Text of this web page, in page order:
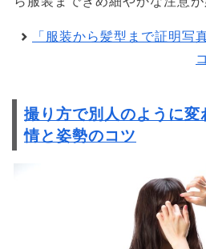
「服装から髪型まで証明写
撮り方で別人のように変
情と姿勢のコツ